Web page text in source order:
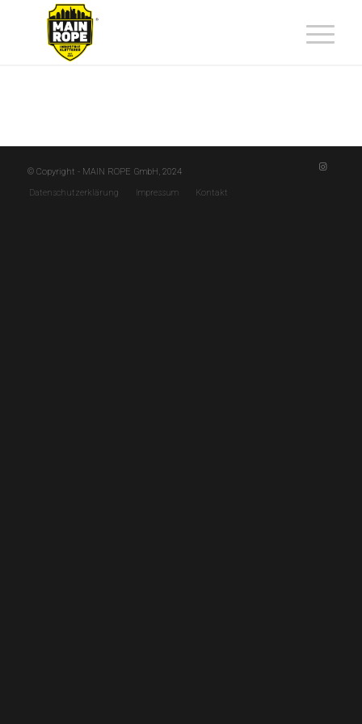
© Copyright - MAIN ROPE GmbH, 2024
Datenschutzerklärung
Impressum Kontakt